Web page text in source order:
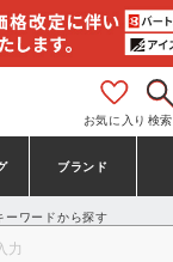
お気に入り 検索
ブランド
ーワードから探す